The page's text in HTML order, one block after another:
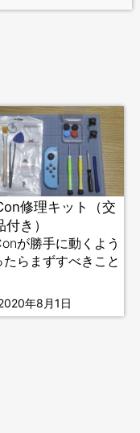
修理キット（交
き）
が勝手に動くよう
たらまずすべきこと
年8月1日